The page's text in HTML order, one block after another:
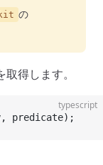
の
得します。
typescript
predicate);